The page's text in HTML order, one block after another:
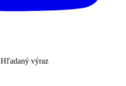
Hľadaný výraz